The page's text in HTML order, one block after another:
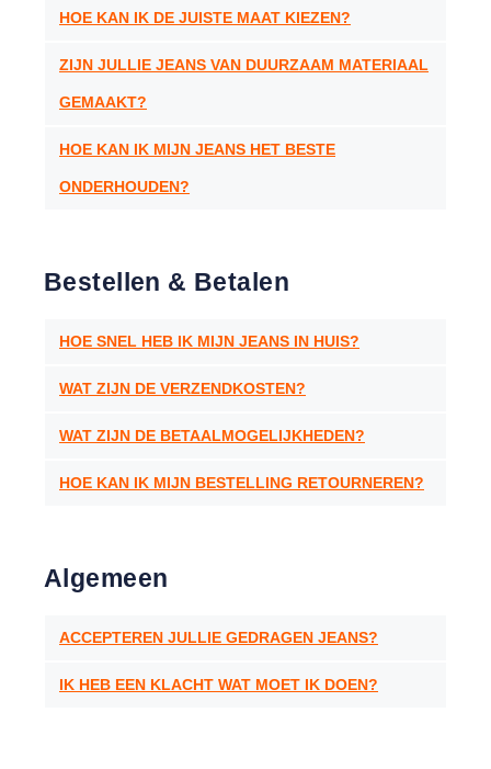
HOE KAN IK DE JUISTE MAAT KIEZEN?
ZIJN JULLIE JEANS VAN DUURZAAM MATERIAAL
GEMAAKT?
HOE KAN IK MIJN JEANS HET BESTE
ONDERHOUDEN?
Bestellen & Betalen
HOE SNEL HEB IK MIJN JEANS IN HUIS?
WAT ZIJN DE VERZENDKOSTEN?
WAT ZIJN DE BETAALMOGELIJKHEDEN?
HOE KAN IK MIJN BESTELLING RETOURNEREN?
Algemeen
ACCEPTEREN JULLIE GEDRAGEN JEANS?
IK HEB EEN KLACHT WAT MOET IK DOEN?